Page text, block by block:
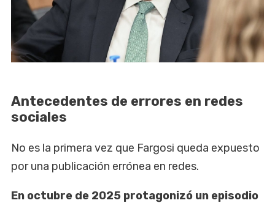
Antecedentes de errores en redes
sociales
No es la primera vez que Fargosi queda expuesto
por una publicación errónea en redes.
En octubre de 2025 protagonizó un episodio